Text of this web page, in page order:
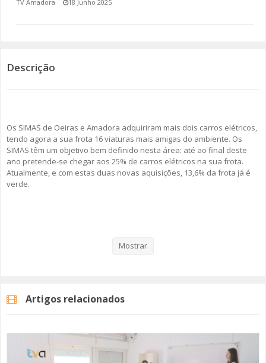
AMADORA LIGA À RESILIÊNCIA
(RE) PENSAMENTOS
ECOMOVE-TE
TV Amadora 18 Junho 2025
Descrição
Os SIMAS de Oeiras e Amadora adquiriram mais dois carros elétricos,
tendo agora a sua frota 16 viaturas mais amigas do ambiente. Os
SIMAS têm um objetivo bem definido nesta área: até ao final deste
ano pretende-se chegar aos 25% de carros elétricos na sua frota.
Atualmente, e com estas duas novas aquisições, 13,6% da frota já é
verde.
sonora, em meio urbano, e ao mesmo tempo não há a emissão de
Imagem: SIMAS de Oeiras e Amadora
Mostrar
Artigos relacionados